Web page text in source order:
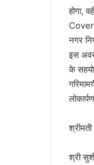
होगा,
Cover)
​नगर
इस
के
​श्रीमती
​श्री